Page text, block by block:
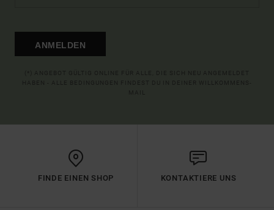
ANMELDEN
FINDE EINEN SHOP KONTAKTIERE UNS